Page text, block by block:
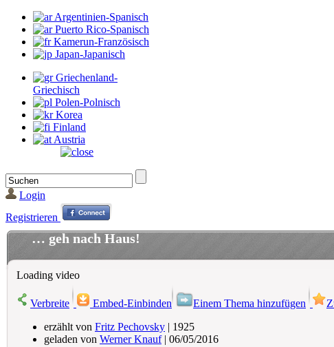
Argentinien-Spanisch
Puerto Rico-Spanisch
Kamerun-Französisch
Japan-Japanisch
Griechenland-
Griechisch
Polen-Polnisch
Korea
Finland
Austria
Login
Registrieren
… geh nach Haus!
Loading video
Verbreite Embed-Einbinden Einem Thema hinzufügen
erzählt von Fritz Pechovsky | 1925
geladen von Werner Knauf| 06/05/2016